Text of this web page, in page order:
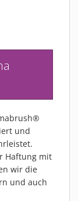
und
Haftung mit
wir die
und auch